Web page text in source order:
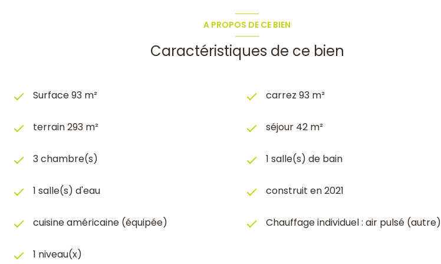
A PROPOS DE CE BIEN
Caractéristiques de ce bien
Surface 93 m² carrez 93 m²
terrain 293 m² séjour 42 m²
3 chambre(s) 1 salle(s) de bain
1 salle(s) d'eau construit en 2021
cuisine américaine (équipée) Chauffage individuel : air pulsé (autre)
1 niveau(x)